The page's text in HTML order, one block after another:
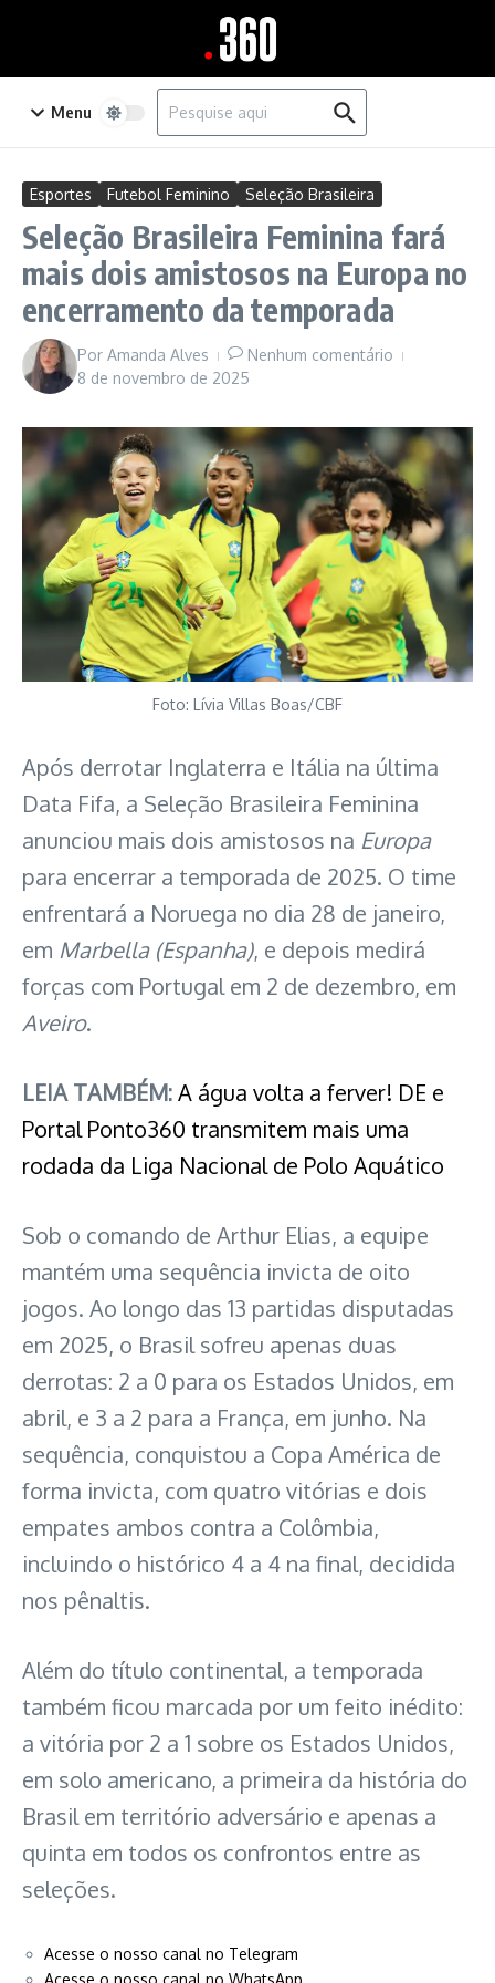
Menu
Procurar por:
Esportes Futebol Feminino Seleção Brasileira
Seleção Brasileira Feminina fará
mais dois amistosos na Europa no
encerramento da temporada
Por Amanda Alves
Nenhum comentário
8 de novembro de 2025
Foto: Lívia Villas Boas/CBF
Após derrotar Inglaterra e Itália na última
Data Fifa, a Seleção Brasileira Feminina
anunciou mais dois amistosos na Europa
para encerrar a temporada de 2025. O time
enfrentará a Noruega no dia 28 de janeiro,
em Marbella (Espanha), e depois medirá
forças com Portugal em 2 de dezembro, em
Aveiro.
LEIA TAMBÉM:A água volta a ferver! DE e
Portal Ponto360 transmitem mais uma
rodada da Liga Nacional de Polo Aquático
Sob o comando de Arthur Elias, a equipe
mantém uma sequência invicta de oito
jogos. Ao longo das 13 partidas disputadas
em 2025, o Brasil sofreu apenas duas
derrotas: 2 a 0 para os Estados Unidos, em
abril, e 3 a 2 para a França, em junho. Na
sequência, conquistou a Copa América de
forma invicta, com quatro vitórias e dois
empates ambos contra a Colômbia,
incluindo o histórico 4 a 4 na final, decidida
nos pênaltis.
Além do título continental, a temporada
também ficou marcada por um feito inédito:
a vitória por 2 a 1 sobre os Estados Unidos,
em solo americano, a primeira da história do
Brasil em território adversário e apenas a
quinta em todos os confrontos entre as
seleções.
Acesse o nosso canal no Telegram
Acesse o nosso canal no WhatsApp